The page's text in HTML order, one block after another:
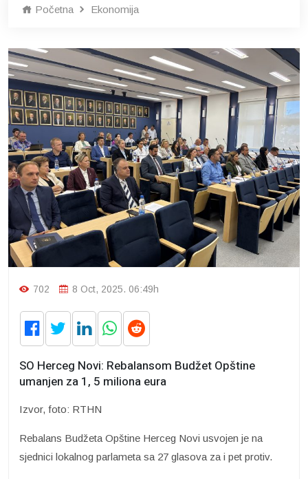
Početna Ekonomija
702 8 Oct, 2025. 06:49h
SO Herceg Novi: Rebalansom Budžet Opštine
umanjen za 1, 5 miliona eura
Izvor, foto: RTHN
Rebalans Budžeta Opštine Herceg Novi usvojen je na
sjednici lokalnog parlameta sa 27 glasova za i pet protiv.